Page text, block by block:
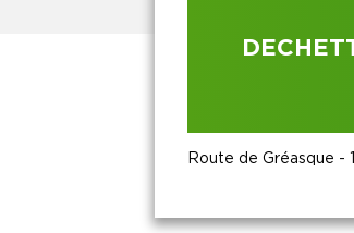
Route de Gréasque -